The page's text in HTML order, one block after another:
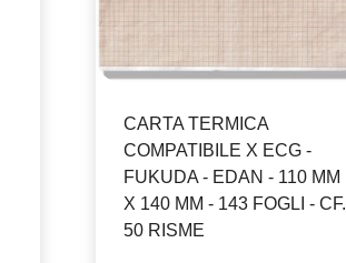
CARTA TERMICA
COMPATIBILE X ECG -
FUKUDA - EDAN - 110 MM
X 140 MM - 143 FOGLI - CF.
50 RISME